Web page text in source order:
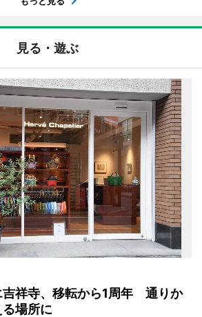
見る・遊ぶ
吉祥寺、移転から1周年 通りか
場所に